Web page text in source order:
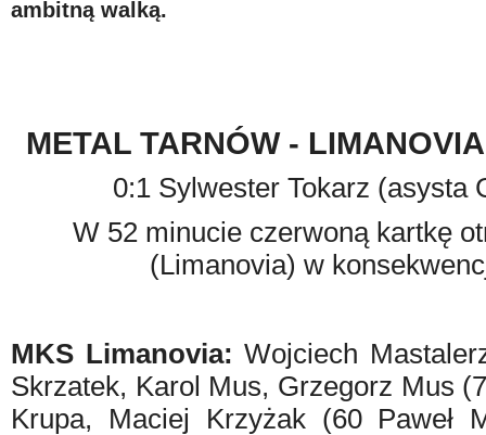
ambitną walką.
METAL TARNÓW -
0:1 Sylwester Tokarz (asysta
W 52 minucie czerwoną kartkę
(Limanovia) w
MKS Limanovia: Wojciech
Skrzatek, Karol Mus, Grzegorz Mus
Krupa, Maciej Krzyżak (60 Paweł